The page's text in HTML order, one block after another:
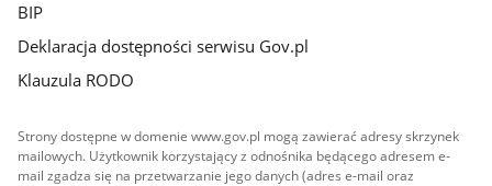
BIP
Deklaracja dostępności serwisu Gov.pl
Klauzula RODO
Strony dostępne w domenie www.gov.pl mogą zawierać adresy skrzynek
mailowych. Użytkownik korzystający z odnośnika będącego adresem e-
mail zgadza się na przetwarzanie jego danych (adres e-mail oraz